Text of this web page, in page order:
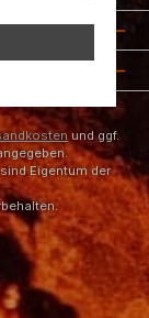
und ggf.
Eigentum der